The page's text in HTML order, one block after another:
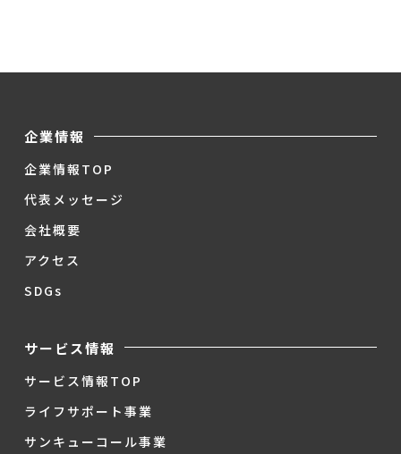
企業情報
企業情報TOP
代表メッセージ
会社概要
アクセス
SDGs
サービス情報
サービス情報TOP
ライフサポート事業
サンキューコール事業